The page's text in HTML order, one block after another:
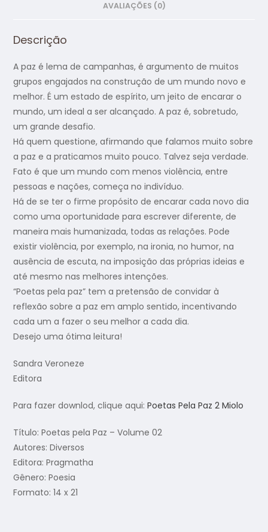
AVALIAÇÕES (0)
Descrição
A paz é lema de campanhas, é argumento de muitos
grupos engajados na construção de um mundo novo e
melhor. É um estado de espírito, um jeito de encarar o
mundo, um ideal a ser alcançado. A paz é, sobretudo,
um grande desafio.
Há quem questione, afirmando que falamos muito sobre
a paz e a praticamos muito pouco. Talvez seja verdade.
Fato é que um mundo com menos violência, entre
pessoas e nações, começa no indivíduo.
Há de se ter o firme propósito de encarar cada novo dia
como uma oportunidade para escrever diferente, de
maneira mais humanizada, todas as relações. Pode
existir violência, por exemplo, na ironia, no humor, na
ausência de escuta, na imposição das próprias ideias e
até mesmo nas melhores intenções.
“Poetas pela paz” tem a pretensão de convidar à
reflexão sobre a paz em amplo sentido, incentivando
cada um a fazer o seu melhor a cada dia.
Desejo uma ótima leitura!
Sandra Veroneze
Editora
Para fazer downlod, clique aqui:Poetas Pela Paz 2 Miolo
Título: Poetas pela Paz – Volume 02
Autores: Diversos
Editora: Pragmatha
Gênero: Poesia
Formato: 14 x 21